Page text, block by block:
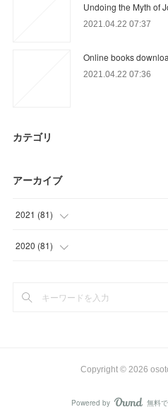
Undoing the Myth of
2021.04.22 07:37
Online books
2021.04.22 07:36
カテゴリ
アーカイブ
2021 (81)
(24 )
(
2020 (81)
(
Copyright © 2026
Powered by 無料